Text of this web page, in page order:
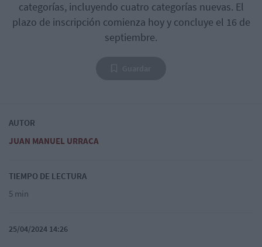
categorías, incluyendo cuatro categorías nuevas. El
plazo de inscripción comienza hoy y concluye el 16 de
septiembre.
AUTOR
JUAN MANUEL URRACA
TIEMPO DE LECTURA
5 min
25/04/2024 14:26